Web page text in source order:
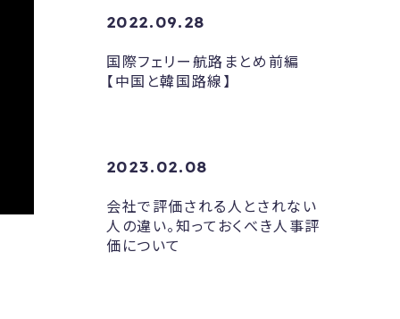
2022.09.28
国際フェリー航路まとめ前編
【中国と韓国路線】
2023.02.08
会社で評価される人とされない
人の違い。知っておくべき人事評
価について